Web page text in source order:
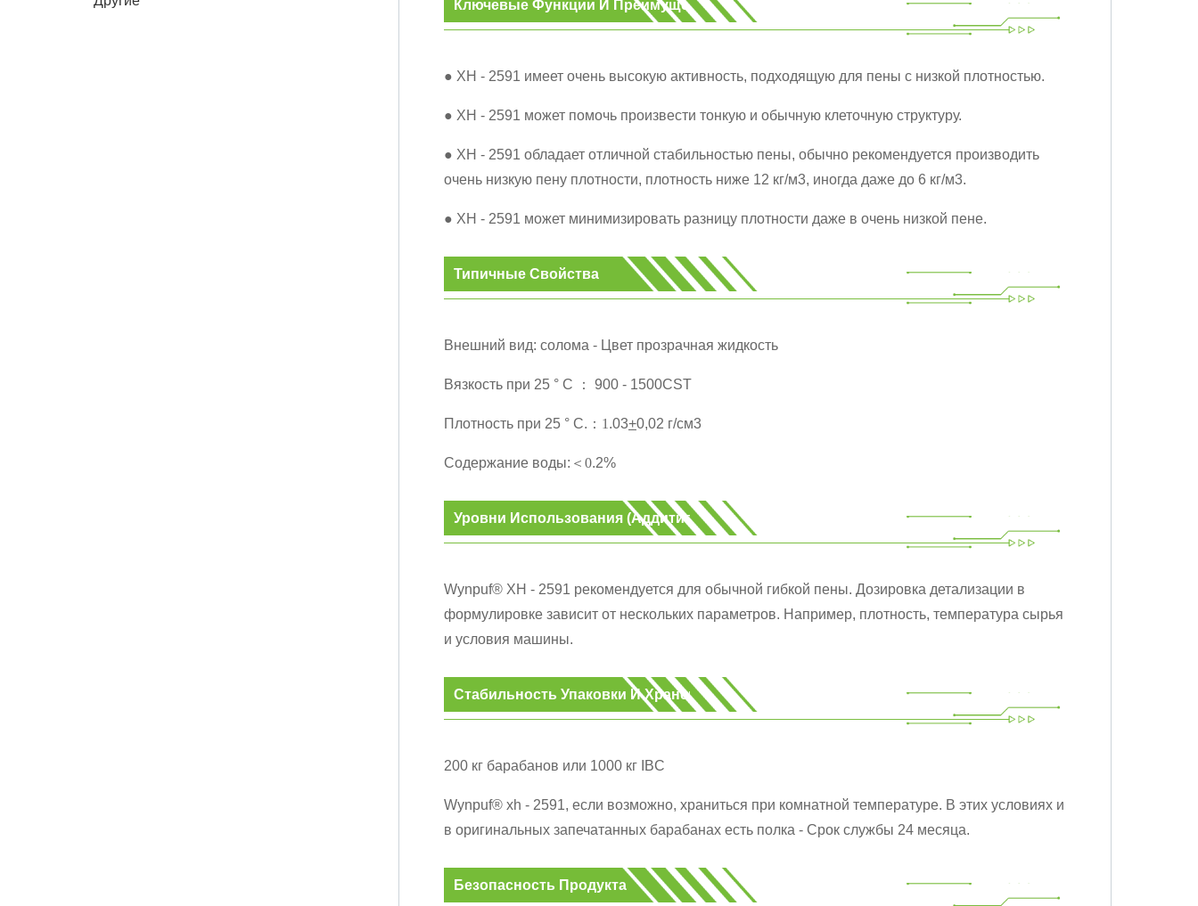
Ключевые Функции И Преимущества
● XH - 2591 имеет очень высокую активность, подходящую для пены с низкой плотностью.
● XH - 2591 может помочь произвести тонкую и обычную клеточную структуру.
● XH - 2591 обладает отличной стабильностью пены, обычно рекомендуется производить
очень низкую пену плотности, плотность ниже 12 кг/м3, иногда даже до 6 кг/м3.
● XH - 2591 может минимизировать разницу плотности даже в очень низкой пене.
Типичные Свойства
Внешний вид: солома - Цвет прозрачная жидкость
Вязкость при 25 ° C ： 900 - 1500CST
Плотность при 25 ° C. ： 1 .03+0,02 г/см3
Содержание воды: ＜ 0.2%
Уровни Использования (аддитивная Поставляется)
Wynpuf® XH - 2591 рекомендуется для обычной гибкой пены. Дозировка детализации в
формулировке зависит от нескольких параметров. Например, плотность, температура сырья
и условия машины.
Стабильность Упаковки И Хранения
200 кг барабанов или 1000 кг IBC
Wynpuf® xh - 2591, если возможно, храниться при комнатной температуре. В этих условиях и
в оригинальных запечатанных барабанах есть полка - Срок службы 24 месяца.
Безопасность Продукта